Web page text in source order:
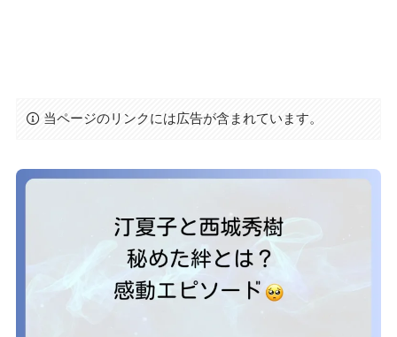
当ページのリンクには広告が含まれています。